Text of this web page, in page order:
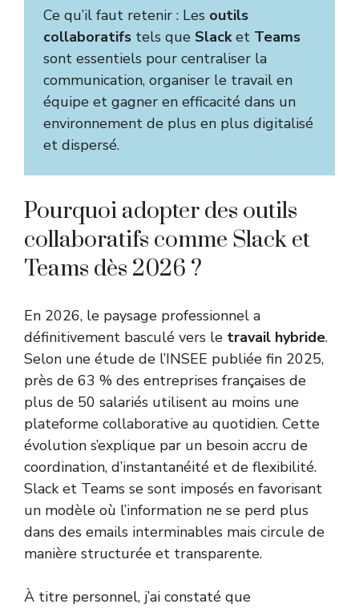
Ce qu’il faut retenir : Les outils
collaboratifs tels que Slacket Teams
sont essentiels pour centraliser la
communication, organiser le travail en
équipe et gagner en efficacité dans un
environnement de plus en plus digitalisé
et dispersé.
Pourquoi adopter des outils
collaboratifs comme Slack et
Teams dès 2026 ?
En 2026, le paysage professionnel a
définitivement basculé vers le travail hybride.
Selon une étude de l’INSEE publiée fin 2025,
près de 63 % des entreprises françaises de
plus de 50 salariés utilisent au moins une
plateforme collaborative au quotidien. Cette
évolution s’explique par un besoin accru de
coordination, d’instantanéité et de flexibilité.
Slack et Teams se sont imposés en favorisant
un modèle où l’information ne se perd plus
dans des emails interminables mais circule de
manière structurée et transparente.
À titre personnel, j’ai constaté que